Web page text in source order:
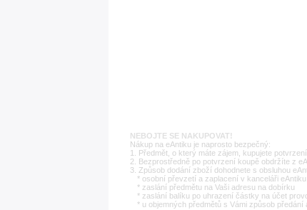
NEBOJTE SE NAKUPOVAT!
Nákup na eAntiku je naprosto bezpečný:
1. Předmět, o který máte zájem, kupujete
2. Bezprostředně po potvrzení koupě obdržíte z
3. Způsob dodání zboží dohodnete s obsluhou
* osobní převzetí a zaplacení v kanceláři eAntiku
* zaslání předmětu na Vaši adresu na dobírku
* zaslání balíku po uhrazení částky na účet
* u objemných předmětů s Vámi způsob předání